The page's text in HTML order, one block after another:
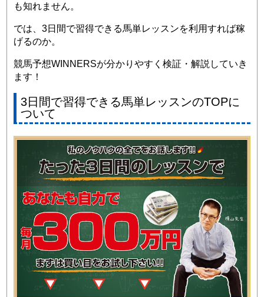
も知れません。
では、3日間で習得できる馬単レッスンを利用すれば稼
げるのか。
競馬予想WINNERSが分かりやすく検証・解説していき
ます！
3日間で習得できる馬単レッスンのTOPに
ついて